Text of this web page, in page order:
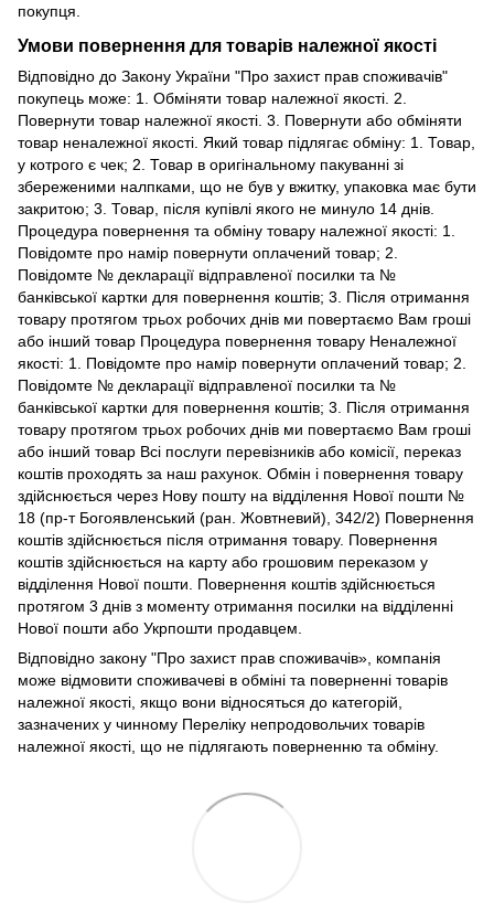
покупця.
Умови повернення для товарів належної якості
Відповідно до Закону України "Про захист прав споживачів"
покупець може: 1. Обміняти товар належної якості. 2.
Повернути товар належної якості. 3. Повернути або обміняти
товар неналежної якості. Який товар підлягає обміну: 1. Товар,
у котрого є чек; 2. Товар в оригінальному пакуванні зі
збереженими налпками, що не був у вжитку, упаковка має бути
закритою; 3. Товар, після купівлі якого не минуло 14 днів.
Процедура повернення та обміну товару належної якості: 1.
Повідомте про намір повернути оплачений товар; 2.
Повідомте № декларації відправленої посилки та №
банківської картки для повернення коштів; 3. Після отримання
товару протягом трьох робочих днів ми повертаємо Вам гроші
або інший товар Процедура повернення товару Неналежної
якості: 1. Повідомте про намір повернути оплачений товар; 2.
Повідомте № декларації відправленої посилки та №
банківської картки для повернення коштів; 3. Після отримання
товару протягом трьох робочих днів ми повертаємо Вам гроші
або інший товар Всі послуги перевізників або комісії, переказ
коштів проходять за наш рахунок. Обмін і повернення товару
здійснюється через Нову пошту на відділення Нової пошти №
18 (пр-т Богоявленський (ран. Жовтневий), 342/2) Повернення
коштів здійснюється після отримання товару. Повернення
коштів здійснюється на карту або грошовим переказом у
відділення Нової пошти. Повернення коштів здійснюється
протягом 3 днів з моменту отримання посилки на відділенні
Нової пошти або Укрпошти продавцем.
Відповідно закону "Про захист прав споживачів» , компанія
може відмовити споживачеві в обміні та поверненні товарів
належної якості, якщо вони відносяться до категорій,
зазначених у чинному Переліку непродовольчих товарів
належної якості, що не підлягають поверненню та обміну.